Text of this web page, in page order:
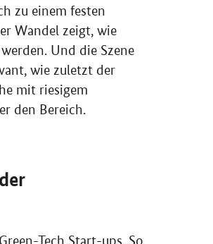
zu einem festen
Wandel zeigt, wie
Und die Szene
wie zuletzt der
mit riesigem
den Bereich.
der
Green-Tech Start-ups. So